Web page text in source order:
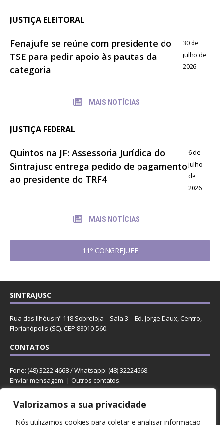
Valorizamos a sua privacidade
Nós utilizamos cookies para coletar e analisar informação
JUSTIÇA ELEITORAL
Fenajufe se reúne com presidente do
TSE para pedir apoio às pautas da
categoria
30 de
julho de
2026
MAIS NOTÍCIAS
JUSTIÇA FEDERAL
Quintos na JF: Assessoria Jurídica do
Sintrajusc entrega pedido de pagamento
ao presidente do TRF4
6 de
julho
de
2026
MAIS NOTÍCIAS
11º CONGREJUFE
SINTRAJUSC
Rua dos Ilhéus nº 118 Sobreloja – Sala 3 – Ed. Jorge Daux, Centro,
Florianópolis (SC). CEP 88010-560.
CONTATOS
Fone: (48) 3222-4668 / Whatsapp: (48) 32224668.
Enviar mensagem. | Outros contatos.
REDES